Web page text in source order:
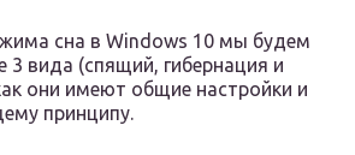
сна в Windows 10 мы будем
3 вида (спящий, гибернация и
они имеют общие настройки и
принципу.